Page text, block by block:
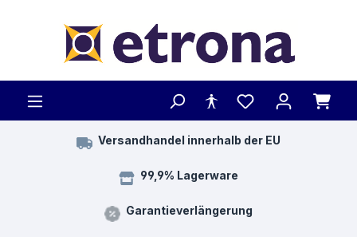
Versandhandel innerhalb der EU
99,9% Lagerware
Garantieverlängerung